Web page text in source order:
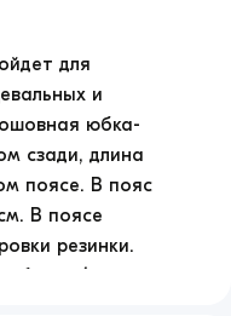
для
и
юбка-
сзади, длина
поясе. В пояс
В поясе
резинки.
(на поясе